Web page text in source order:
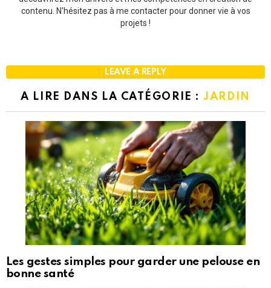
contenu. N'hésitez pas à me contacter pour donner vie à vos
projets !
LEAVE A REPLY
A LIRE DANS LA CATÉGORIE :JARDIN
Les gestes simples pour garder une pelouse en
bonne santé